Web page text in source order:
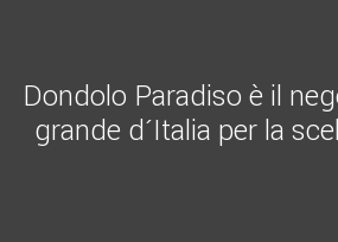
Dondolo Paradiso è il
grande d´Italia per la